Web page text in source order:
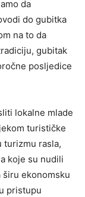
da
do gubitka
na to da
gubitak
posljedice
lokalne mlade
turističke
turizmu rasla,
koje su nudili
širu ekonomsku
pristupu